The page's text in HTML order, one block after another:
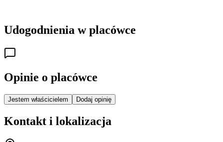
Udogodnienia w placówce
Opinie o placówce
Jestem właścicielem Dodaj opinię
Kontakt i lokalizacja